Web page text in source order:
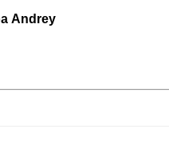
Andrey